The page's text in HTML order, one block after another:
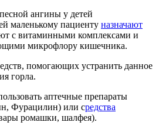
ангины у детей
маленькому пациенту назначают
с витаминными комплексами и
микрофлору кишечника.
помогающих устранить данное
горла.
аптечные препараты
Фурацилин) или средства
ромашки, шалфея).